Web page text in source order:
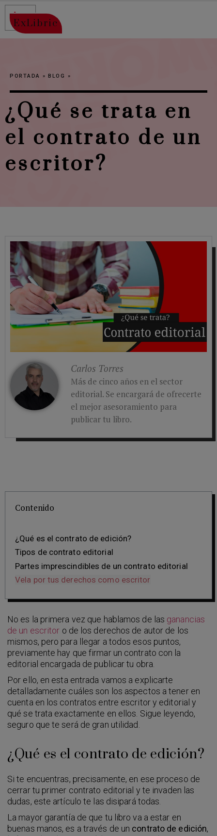
ExLibric
¿Qué se trata en
el contrato de un
escritor?
PORTADA »BLOG »
Carlos Torres
Más de cinco años en el sector
editorial. Se encargará de ofrecerte
el mejor asesoramiento para
publicar tu libro.
Contenido
¿Qué es el contrato de edición?
Tipos de contrato editorial
Partes imprescindibles de un contrato editorial
Vela por tus derechos como escritor
No es la primera vez que hablamos de las ganancias
de un escritor o de los derechos de autor de los
mismos, pero para llegar a todos esos puntos,
previamente hay que firmar un contrato con la
editorial encargada de publicar tu obra.
Por ello, en esta entrada vamos a explicarte
detalladamente cuáles son los aspectos a tener en
cuenta en los contratos entre escritor y editorial y
qué se trata exactamente en ellos. Sigue leyendo,
seguro que te será de gran utilidad.
¿Qué es el contrato de edición?
Si te encuentras, precisamente, en ese proceso de
cerrar tu primer contrato editorial y te invaden las
dudas, este artículo te las disipará todas.
La mayor garantía de que tu libro va a estar en
buenas manos, es a través de un contrato de edición,